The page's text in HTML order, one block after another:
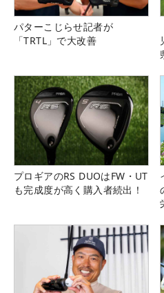
パターこじらせ記者が
「TRTL」で大改善
プロギアのRS DUOはFW・UT
も完成度が高く購入者続出！